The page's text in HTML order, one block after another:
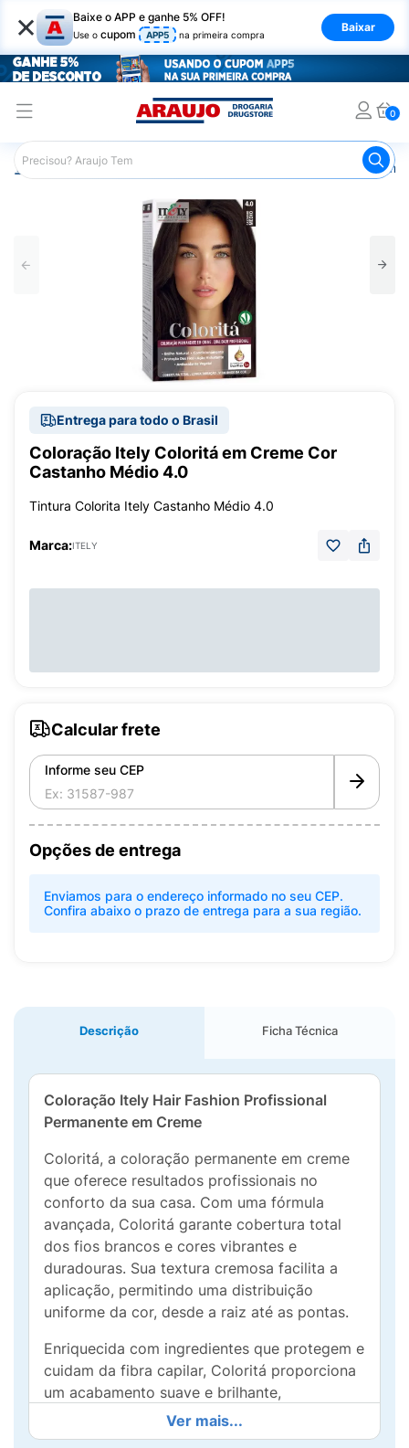
× Baixe o APP e ganhe 5% OFF!
Use o cupom APP5 na primeira compra
Baixar
0
Araujo Cabelo Coloração
Entrega para todo o Brasil
Coloração Itely Coloritá em Creme Cor
Castanho Médio 4.0
Tintura Colorita Itely Castanho Médio 4.0
Marca:ITELY
Calcular frete
Informe seu CEP
Opções de entrega
Enviamos para o endereço informado no seu CEP.
Confira abaixo o prazo de entrega para a sua região.
Descrição Ficha Técnica
Coloração Itely Hair Fashion Profissional
Permanente em Creme
Coloritá, a coloração permanente em creme
que oferece resultados profissionais no
conforto da sua casa. Com uma fórmula
avançada, Coloritá garante cobertura total
dos fios brancos e cores vibrantes e
duradouras. Sua textura cremosa facilita a
aplicação, permitindo uma distribuição
uniforme da cor, desde a raiz até as pontas.
Enriquecida com ingredientes que protegem e
cuidam da fibra capilar, Coloritá proporciona
um acabamento suave e brilhante,
preservando a saúde dos cabelos. Ideal para
quem busca uma transformação completa ou
Ver mais...